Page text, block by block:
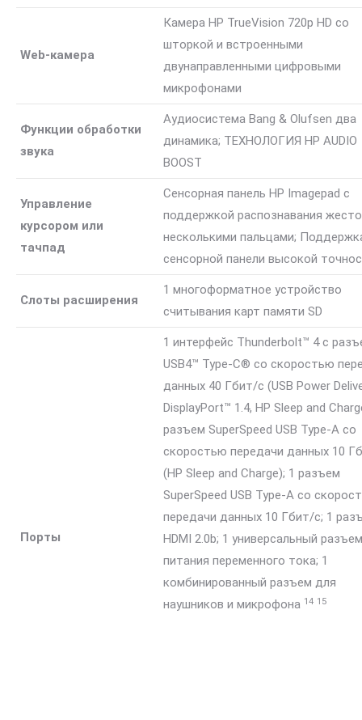
Web-камера
Камера HP TrueVision 720p HD со
шторкой и встроенными
двунаправленными цифровыми
микрофонами
Функции обработки
звука
Аудиосистема Bang & Olufsen два
динамика; ТЕХНОЛОГИЯ HP AUDIO
BOOST
Управление
курсором или
тачпад
Сенсорная панель HP Imagepad с
поддержкой распознавания
несколькими пальцами;
сенсорной панели высокой
Слоты расширения
1 многоформатное устройство
считывания карт памяти SD
Порты
1 интерфейс Thunderbolt™ 4 с
USB4™ Type-C® со скоростью
данных 40 Гбит/с (USB Power
DisplayPort™ 1.4, HP Sleep and
разъем SuperSpeed USB Type-A со
скоростью передачи данных 10
(HP Sleep and Charge); 1 разъем
SuperSpeed USB Type-A со
передачи данных 10 Гбит/с; 1
HDMI 2.0b; 1 универсальный разъем
питания переменного тока; 1
комбинированный разъем для
наушников и микрофона 14 15